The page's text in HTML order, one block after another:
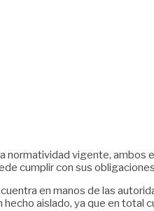
normatividad vigente, ambos
cumplir con sus
en manos de las
aislado, ya que en